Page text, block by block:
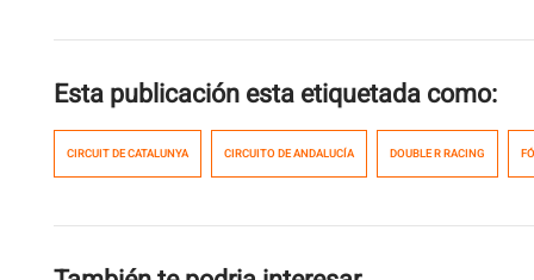
Esta publicación esta etiquetada como:
CIRCUIT DE CATALUNYA CIRCUITO DE ANDALUCÍA DOUBLE R RACING